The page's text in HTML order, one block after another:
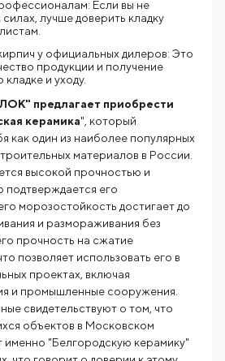
Если вы не
лучше доверить кладку
у официальных дилеров: Это
продукции и получение
и уходу.
предлагает приобрести
керамика", который
как один из наиболее популярных
материалов в России.
высокой прочностью и
подтверждается его
морозостойкость достигает до
и размораживания без
прочность на сжатие
позволяет использовать его в
проектах, включая
и промышленные сооружения.
свидетельствуют о том, что
объектов в Московском
именно "Белгородскую керамику"